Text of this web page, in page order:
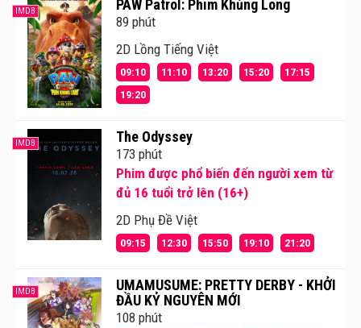
IMDB PAW Patrol: Phim Khủng Long
89 phút
2D Lồng Tiếng Việt
09:10 11:10 13:20 15:20
17:15
19:20
IMDB The Odyssey
173 phút
Phim được phổ biến đến người xem từ
đủ 16 tuổi trở lên (16+)
2D Phụ Đề Việt
09:15 12:30 15:50 19:10 21:20
IMDB
UMAMUSUME: PRETTY DERBY - KHỞI
ĐẦU KỶ NGUYÊN MỚI
108 phút